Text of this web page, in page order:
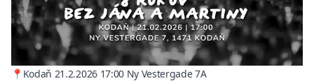
📍Kodaň 21.2.2026 17:00 Ny Vestergade 7A